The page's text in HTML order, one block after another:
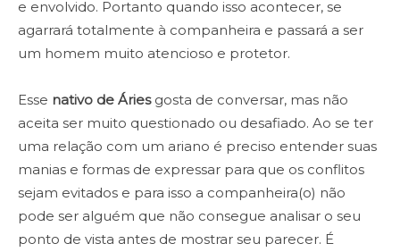
e envolvido. Portanto quando isso acontecer, se
agarrará totalmente à companheira e passará a ser
um homem muito atencioso e protetor.
Esse nativo de Áriesgosta de conversar, mas não
aceita ser muito questionado ou desafiado. Ao se ter
uma relação com um ariano é preciso entender suas
manias e formas de expressar para que os conflitos
sejam evitados e para isso a companheira(o) não
pode ser alguém que não consegue analisar o seu
ponto de vista antes de mostrar seu parecer. É